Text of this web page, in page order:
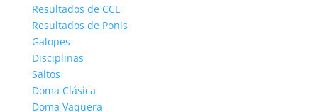
Resultados de CCE
Resultados de Ponis
Galopes
Disciplinas
Saltos
Doma Clásica
Doma Vaquera